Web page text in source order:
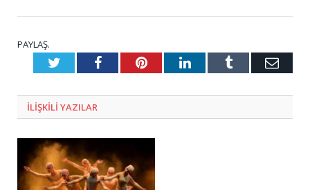
PAYLAŞ.
TwitterFacebookPinterestLinkedInTumblr E-
ILIŞKILI YAZILAR